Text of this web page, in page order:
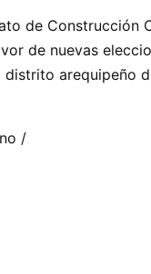
de Construcción
de nuevas
distrito arequipeño
/